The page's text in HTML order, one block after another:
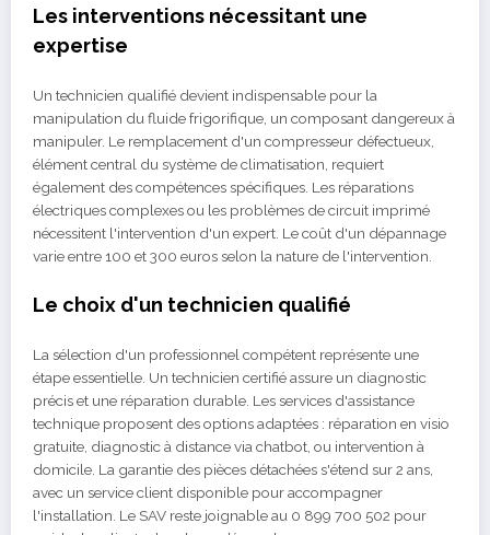
Les interventions nécessitant une
expertise
Un technicien qualifié devient indispensable pour la
manipulation du fluide frigorifique, un composant dangereux à
manipuler. Le remplacement d'un compresseur défectueux,
élément central du système de climatisation, requiert
également des compétences spécifiques. Les réparations
électriques complexes ou les problèmes de circuit imprimé
nécessitent l'intervention d'un expert. Le coût d'un dépannage
varie entre 100 et 300 euros selon la nature de l'intervention.
Le choix d'un technicien qualifié
La sélection d'un professionnel compétent représente une
étape essentielle. Un technicien certifié assure un diagnostic
précis et une réparation durable. Les services d'assistance
technique proposent des options adaptées : réparation en visio
gratuite, diagnostic à distance via chatbot, ou intervention à
domicile. La garantie des pièces détachées s'étend sur 2 ans,
avec un service client disponible pour accompagner
l'installation. Le SAV reste joignable au 0 899 700 502 pour